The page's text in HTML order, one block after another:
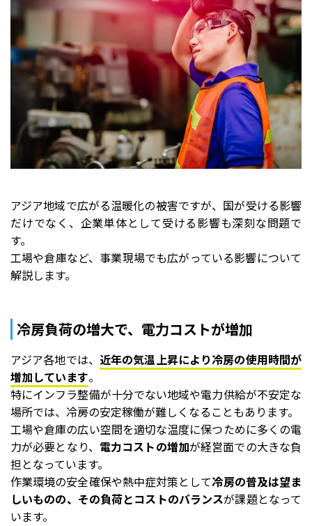
アジア地域で広がる温暖化の被害ですが、国が受ける影響
だけでなく、企業単体として受ける影響も深刻な問題で
す。
工場や倉庫など、事業現場でも広がっている影響について
解説します。
冷房負荷の増大で、電力コストが増加
アジア各地では、 近年の気温上昇により冷房の使用時間が
増加しています。
特にインフラ整備が十分でない地域や電力供給が不安定な
場所では、冷房の安定稼働が難しくなることもあります。
工場や倉庫の広い空間を適切な温度に保つために多くの電
力が必要となり、 電力コストの増加が経営面での大きな負
担となっています。
作業環境の安全確保や熱中症対策として冷房の普及は望ま
しいものの、その負荷とコストのバランスが課題となって
います。